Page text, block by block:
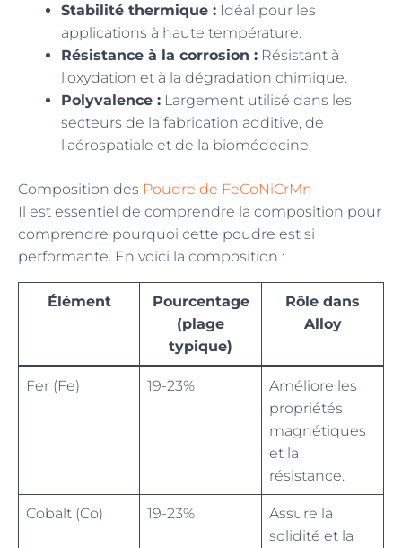
Stabilité thermique : Idéal pour les
applications à haute température.
Résistance à la corrosion : Résistant à
l'oxydation et à la dégradation chimique.
Polyvalence : Largement utilisé dans les
secteurs de la fabrication additive, de
l'aérospatiale et de la biomédecine.
Composition des Poudre de FeCoNiCrMn
Il est essentiel de comprendre la composition pour
comprendre pourquoi cette poudre est si
performante. En voici la composition :
Élément
Pourcentage
(plage
typique)
Rôle dans
Alloy
Fer (Fe) 19-23%
Améliore les
propriétés
magnétiques
et la
résistance.
Cobalt (Co) 19-23%
Assure la
solidité et la